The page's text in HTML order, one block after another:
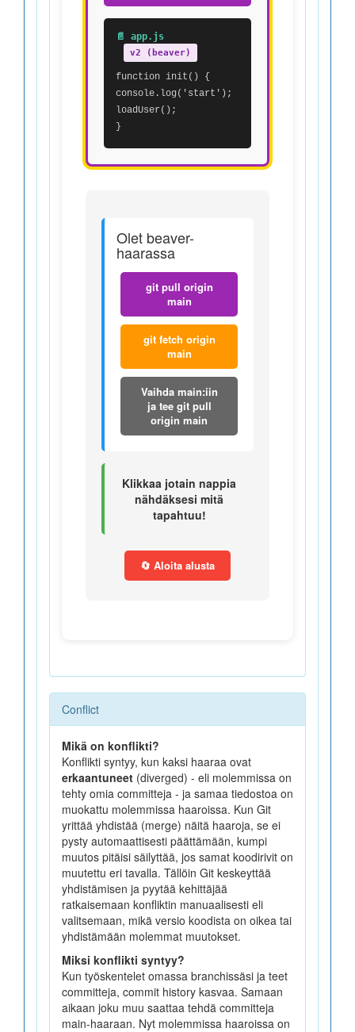
📄 app.js
v2 (beaver)
function init() {
console.log('start');
loadUser();
}
Olet beaver-
haarassa
git pull origin
main
git fetch origin
main
Vaihda main:iin
ja tee git pull
origin main
Klikkaa jotain nappia
nähdäksesi mitä
tapahtuu!
🔄 Aloita alusta
Conflict
Mikä on konflikti?
Konflikti syntyy, kun kaksi haaraa ovat
erkaantuneet (diverged) - eli molemmissa on
tehty omia committeja - ja samaa tiedostoa on
muokattu molemmissa haaroissa. Kun Git
yrittää yhdistää (merge) näitä haaroja, se ei
pysty automaattisesti päättämään, kumpi
muutos pitäisi säilyttää, jos samat koodirivit on
muutettu eri tavalla. Tällöin Git keskeyttää
yhdistämisen ja pyytää kehittäjää
ratkaisemaan konfliktin manuaalisesti eli
valitsemaan, mikä versio koodista on oikea tai
yhdistämään molemmat muutokset.
Miksi konflikti syntyy?
Kun työskentelet omassa branchissäsi ja teet
committeja, commit history kasvaa. Samaan
aikaan joku muu saattaa tehdä committeja
main-haaraan. Nyt molemmissa haaroissa on